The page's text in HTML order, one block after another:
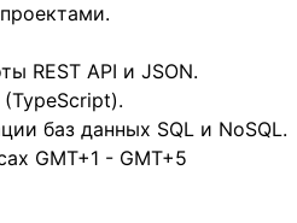
REST API и JSON.
баз данных SQL и NoSQL.
GMT+1 - GMT+5